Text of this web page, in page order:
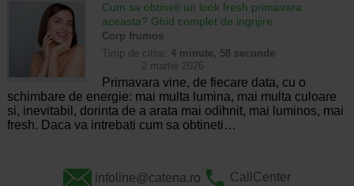
Cum sa obtineti un look fresh primavara
aceasta? Ghid complet de ingrijire
Corp frumos
Timp de citire: 4 minute, 58 secunde
2 martie 2026
Primavara vine, de fiecare data, cu o
schimbare de energie: mai multa lumina, mai multa culoare
si, inevitabil, dorinta de a arata mai odihnit, mai luminos, mai
fresh. Daca va intrebati cum sa obtineti…
infoline@catena.ro CallCenter